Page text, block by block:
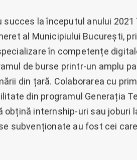
la începutul anului
al Municipiului București,
în competențe
de burse printr-un amplu
din țară. Colaborarea cu
din programul Generația
internship-uri sau joburi
subvenționate au fost cei